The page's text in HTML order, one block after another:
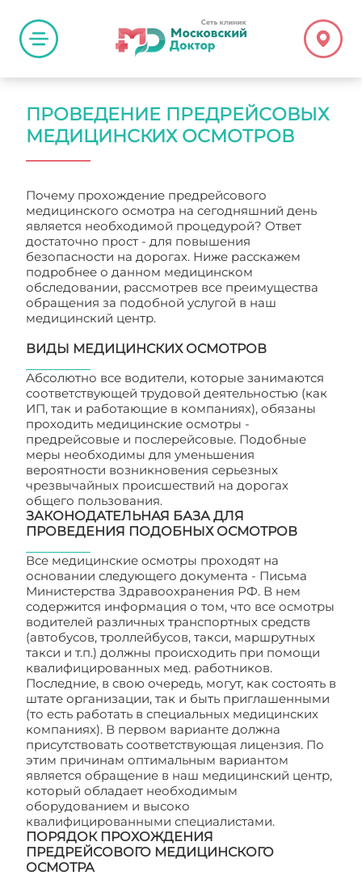
ПРОВЕДЕНИЕ ПРЕДРЕЙСОВЫХ
МЕДИЦИНСКИХ ОСМОТРОВ
Почему прохождение предрейсового
медицинского осмотра на сегодняшний день
является необходимой процедурой? Ответ
достаточно прост - для повышения
безопасности на дорогах. Ниже расскажем
подробнее о данном медицинском
обследовании, рассмотрев все преимущества
обращения за подобной услугой в наш
медицинский центр.
ВИДЫ МЕДИЦИНСКИХ ОСМОТРОВ
Абсолютно все водители, которые занимаются
соответствующей трудовой деятельностью (как
ИП, так и работающие в компаниях), обязаны
проходить медицинские осмотры -
предрейсовые и послерейсовые. Подобные
меры необходимы для уменьшения
вероятности возникновения серьезных
чрезвычайных происшествий на дорогах
общего пользования.
ЗАКОНОДАТЕЛЬНАЯ БАЗА ДЛЯ
ПРОВЕДЕНИЯ ПОДОБНЫХ ОСМОТРОВ
Все медицинские осмотры проходят на
основании следующего документа - Письма
Министерства Здравоохранения РФ. В нем
содержится информация о том, что все осмотры
водителей различных транспортных средств
(автобусов, троллейбусов, такси, маршрутных
такси и т.п.) должны происходить при помощи
квалифицированных мед. работников.
Последние, в свою очередь, могут, как состоять в
штате организации, так и быть приглашенными
(то есть работать в специальных медицинских
компаниях). В первом варианте должна
присутствовать соответствующая лицензия. По
этим причинам оптимальным вариантом
является обращение в наш медицинский центр,
который обладает необходимым
оборудованием и высоко
квалифицированными специалистами.
ПОРЯДОК ПРОХОЖДЕНИЯ
ПРЕДРЕЙСОВОГО МЕДИЦИНСКОГО
ОСМОТРА